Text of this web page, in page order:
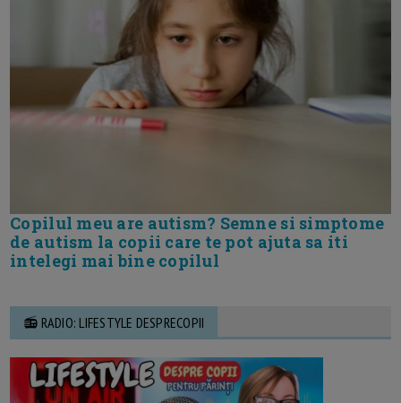
Copilul meu are autism? Semne si simptome
de autism la copii care te pot ajuta sa iti
intelegi mai bine copilul
📻 RADIO: LIFESTYLE DESPRECOPII